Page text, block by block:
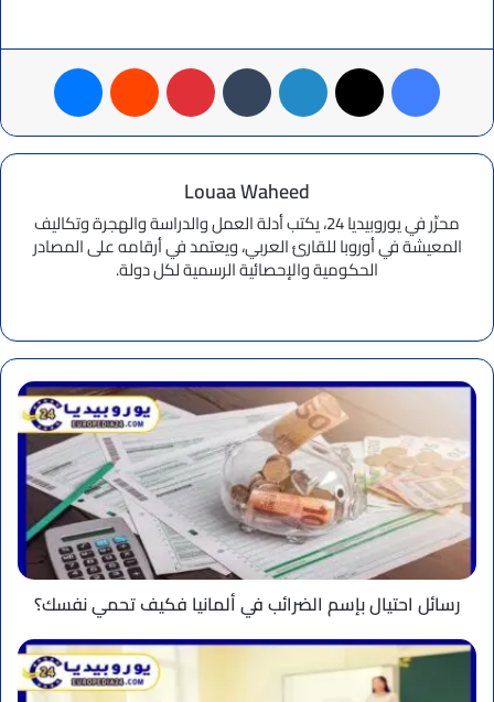
فيسبوك لينكدإن بينتيريست ماسنجر
Louaa Waheed
محرِّر في يوروبيديا 24، يكتب أدلة العمل والدراسة والهجرة وتكاليف
المعيشة في أوروبا للقارئ العربي، ويعتمد في أرقامه على المصادر
الحكومية والإحصائية الرسمية لكل دولة.
رسائل
بإسم
الضرائب
في
ألمانيا
فكيف
تحمي
نفسك؟
رسائل احتيال بإسم الضرائب في ألمانيا فكيف تحمي نفسك؟
ما